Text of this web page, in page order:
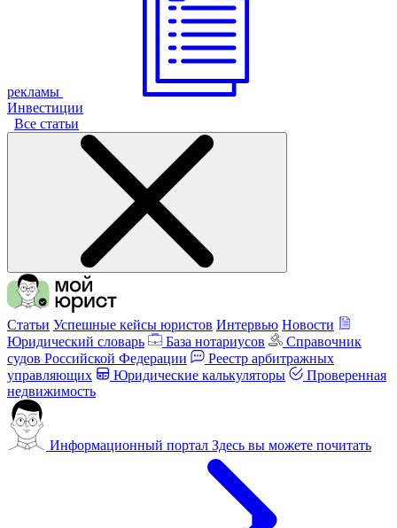
рекламы
Инвестиции
Все статьи
Статьи Успешные кейсы юристов Интервью Новости
Юридический словарь
База нотариусов
Справочник
судов Российской Федерации
Реестр арбитражных
управляющих
Юридические калькуляторы
Проверенная
недвижимость
Информационный портал Здесь вы можете почитать